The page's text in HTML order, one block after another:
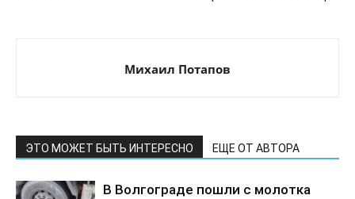
Михаил Потапов
ЭТО МОЖЕТ БЫТЬ ИНТЕРЕСНО ЕЩЕ ОТ АВТОРА
В Волгограде пошли с молотка